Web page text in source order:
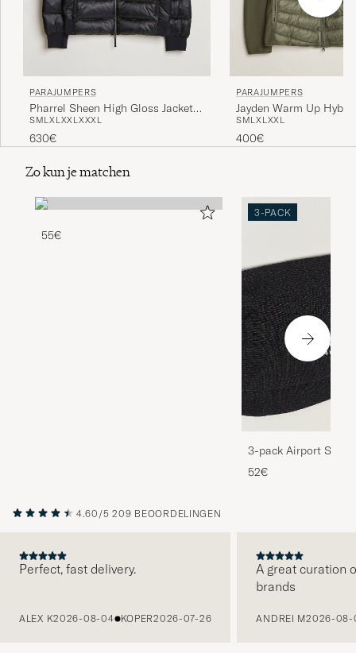
PARAJUMPERS
Pharrel Sheen High Gloss Jacket
Black
SMLXLXXLXXXL
630€
PARAJUMPERS
Jayden Warm Up
Rosemary
SMLXLXXL
400€
Zo kun je matchen
55€
3-PACK
3-pack Airport
Melange
52€
4.60/5 209 BEOORDELINGEN
Perfect, fast delivery.
ALEX K2026-08-04 KOPER2026-07-26
A great curation
brands
ANDREI M2026-08-